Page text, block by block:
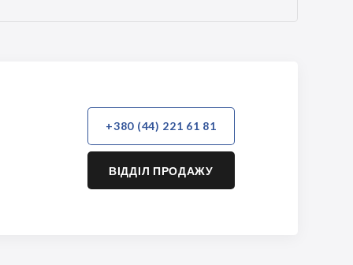
+380 (44) 221 61 81
ВІДДІЛ ПРОДАЖУ